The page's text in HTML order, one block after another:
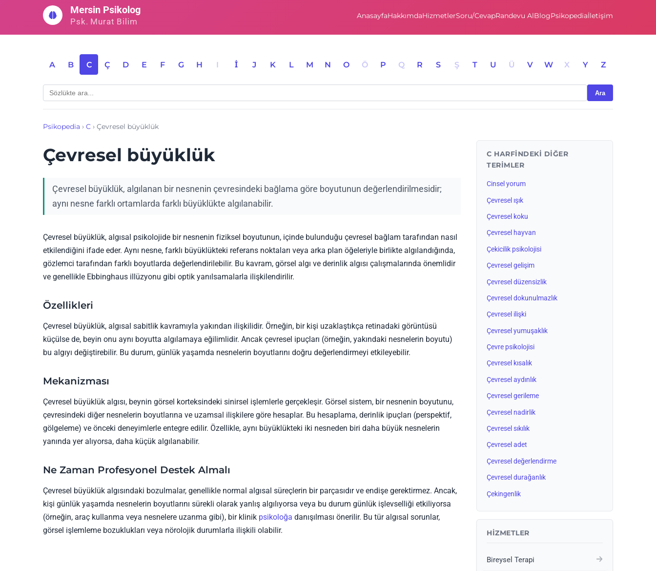
Mersin Psikolog
Psk. Murat Bilim
AnasayfaHakkımdaHizmetlerSoru/CevapRandevu AlBlogPsikopediaİletişim
A B C Ç D E F G H I İ J K L M N O Ö P Q R S Ş T U Ü V W X Y Z
Ara
Psikopedia › C › Çevresel büyüklük
Çevresel büyüklük
Çevresel büyüklük, algılanan bir nesnenin çevresindeki bağlama göre boyutunun değerlendirilmesidir;
aynı nesne farklı ortamlarda farklı büyüklükte algılanabilir.
Çevresel büyüklük, algısal psikolojide bir nesnenin fiziksel boyutunun, içinde bulunduğu çevresel bağlam tarafından nasıl
etkilendiğini ifade eder. Aynı nesne, farklı büyüklükteki referans noktaları veya arka plan öğeleriyle birlikte algılandığında,
gözlemci tarafından farklı boyutlarda değerlendirilebilir. Bu kavram, görsel algı ve derinlik algısı çalışmalarında önemlidir
ve genellikle Ebbinghaus illüzyonu gibi optik yanılsamalarla ilişkilendirilir.
Özellikleri
Çevresel büyüklük, algısal sabitlik kavramıyla yakından ilişkilidir. Örneğin, bir kişi uzaklaştıkça retinadaki görüntüsü
küçülse de, beyin onu aynı boyutta algılamaya eğilimlidir. Ancak çevresel ipuçları (örneğin, yakındaki nesnelerin boyutu)
bu algıyı değiştirebilir. Bu durum, günlük yaşamda nesnelerin boyutlarını doğru değerlendirmeyi etkileyebilir.
Mekanizması
Çevresel büyüklük algısı, beynin görsel korteksindeki sinirsel işlemlerle gerçekleşir. Görsel sistem, bir nesnenin boyutunu,
çevresindeki diğer nesnelerin boyutlarına ve uzamsal ilişkilere göre hesaplar. Bu hesaplama, derinlik ipuçları (perspektif,
gölgeleme) ve önceki deneyimlerle entegre edilir. Özellikle, aynı büyüklükteki iki nesneden biri daha büyük nesnelerin
yanında yer alıyorsa, daha küçük algılanabilir.
Ne Zaman Profesyonel Destek Almalı
Çevresel büyüklük algısındaki bozulmalar, genellikle normal algısal süreçlerin bir parçasıdır ve endişe gerektirmez. Ancak,
kişi günlük yaşamda nesnelerin boyutlarını sürekli olarak yanlış algılıyorsa veya bu durum günlük işlevselliği etkiliyorsa
(örneğin, araç kullanma veya nesnelere uzanma gibi), bir klinik psikoloğa danışılması önerilir. Bu tür algısal sorunlar,
görsel işlemleme bozuklukları veya nörolojik durumlarla ilişkili olabilir.
C HARFINDEKI DIĞER
TERIMLER
Cinsel yorum
Çevresel ışık
Çevresel koku
Çevresel hayvan
Çekicilik psikolojisi
Çevresel gelişim
Çevresel düzensizlik
Çevresel dokunulmazlık
Çevresel ilişki
Çevresel yumuşaklık
Çevre psikolojisi
Çevresel kısalık
Çevresel aydınlık
Çevresel gerileme
Çevresel nadirlik
Çevresel sıkılık
Çevresel adet
Çevresel değerlendirme
Çevresel durağanlık
Çekingenlik
HIZMETLER
Bireysel Terapi